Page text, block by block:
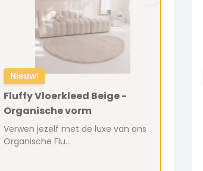
Nieuw!
Fluffy Vloerkleed Beige -
Organische vorm
Verwen jezelf met de luxe van ons
Organische Flu...